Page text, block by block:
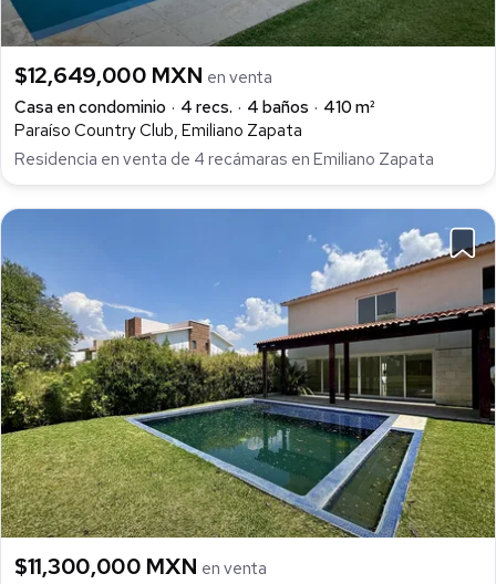
$12,649,000 MXN en venta
Casa en condominio
4 recs. 4 baños
410 m²
Paraíso Country Club, Emiliano Zapata
Residencia en venta de 4 recámaras en Emiliano Zapata
$11,300,000 MXN en venta